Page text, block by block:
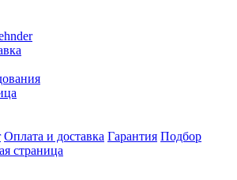
Оплата и доставка Гарантия Подбор
страница